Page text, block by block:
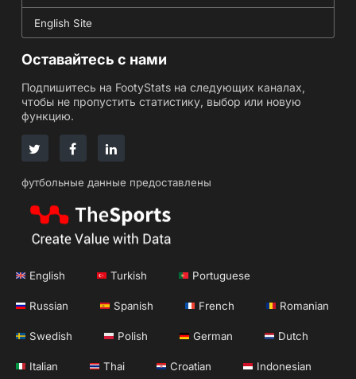
English Site
Оставайтесь с нами
Подпишитесь на FootyStats на следующих каналах,
чтобы не пропустить статистику, выбор или новую
функцию.
футбольные данные предоставлены
English Turkish Portuguese
Russian Spanish French Romanian
Swedish Polish German Dutch
Italian Thai Croatian Indonesian